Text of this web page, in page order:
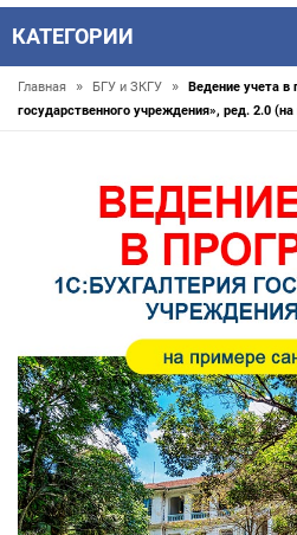
КАТЕГОРИИ
Главная » БГУ и ЗКГУ »
Ведение учета в
государственного учреждения», ред. 2.0